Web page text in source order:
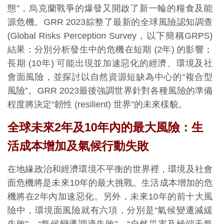
態”，烏克蘭戰爭的爆發又開啟了新一輪的糧食及能
源危機。GRR 2023綜整了最新的全球風險認知調查
(Global Risks Perception Survey，以下簡稱GRPS)
結果：分別分析發生中的危機在短期 (2年) 的影響；
長期 (10年) 可能出現並加速惡化的經濟、環境及社
會面風險，並探討以自然資源短缺為中心的“複合型
風險”。GRR 2023最後強調世界針對各種風險的準備
程度將決定“韌性 (resilient) 世界”的未來樣貌。
全球未來2年及10年內的最大風險：生
活成本增加及氣候行動失敗
在地緣政治和經濟環境不平衡的世界裡，環境及社會
面危機將是未來10年的最大挑戰。生活成本增加的危
機將在2年內加速惡化。另外，未來10年的前十大風
險中，環境面風險就有六項，分別是“氣候變遷減緩